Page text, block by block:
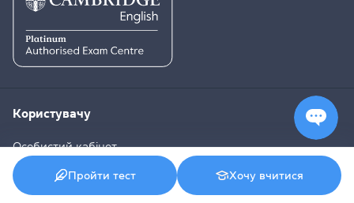
Користувачу
Особистий кабінет
Правила центру
Пройти тест Хочу вчитися